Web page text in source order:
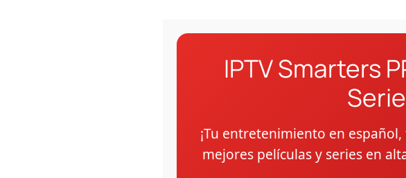
IPTV Smarters
¡Tu entretenimiento en
mejores películas y series en